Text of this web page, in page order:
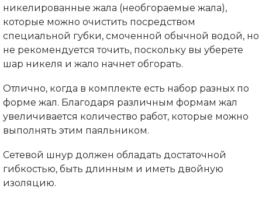
никелированные жала (необгораемые жала),
которые можно очистить посредством
специальной губки, смоченной обычной водой, но
не рекомендуется точить, поскольку вы уберете
шар никеля и жало начнет обгорать.
Отлично, когда в комплекте есть набор разных по
форме жал. Благодаря различным формам жал
увеличивается количество работ, которые можно
выполнять этим паяльником.
Сетевой шнур должен обладать достаточной
гибкостью, быть длинным и иметь двойную
изоляцию.